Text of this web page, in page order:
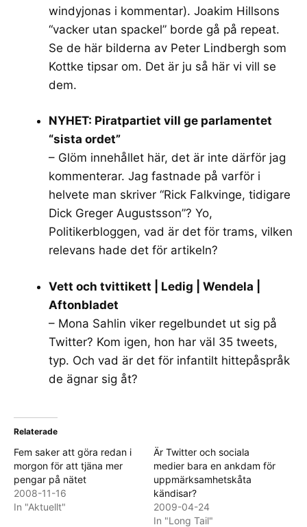
windyjonas i kommentar). Joakim Hillsons
“vacker utan spackel” borde gå på repeat.
Se de här bilderna av Peter Lindbergh som
Kottke tipsar om. Det är ju så här vi vill se
dem.
NYHET: Piratpartiet vill ge parlamentet
“sista ordet”
– Glöm innehållet här, det är inte därför jag
kommenterar. Jag fastnade på varför i
helvete man skriver “Rick Falkvinge, tidigare
Dick Greger Augustsson”? Yo,
Politikerbloggen, vad är det för trams, vilken
relevans hade det för artikeln?
Vett och tvittikett | Ledig | Wendela |
Aftonbladet
– Mona Sahlin viker regelbundet ut sig på
Twitter? Kom igen, hon har väl 35 tweets,
typ. Och vad är det för infantilt hittepåspråk
de ägnar sig åt?
Relaterade
Fem saker att göra redan i
morgon för att tjäna mer
pengar på nätet
2008-11-16
In "Aktuellt"
Är Twitter och sociala
medier bara en ankdam för
uppmärksamhetskåta
kändisar?
2009-04-24
In "Long Tail"